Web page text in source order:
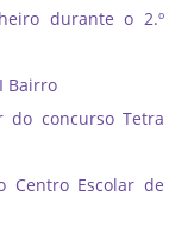
durante o 2.º
Bairro
do concurso Tetra
Centro Escolar de